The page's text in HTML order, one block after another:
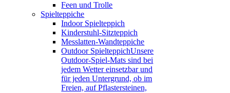
Feen und Trolle
Spielteppiche
Indoor Spielteppich
Kinderstuhl-Sitzteppich
Messlatten-Wandteppiche
Outdoor SpielteppichUnsere
Outdoor-Spiel-Mats sind bei
jedem Wetter einsetzbar und
für jeden Untergrund, ob im
Freien, auf Pflastersteinen,